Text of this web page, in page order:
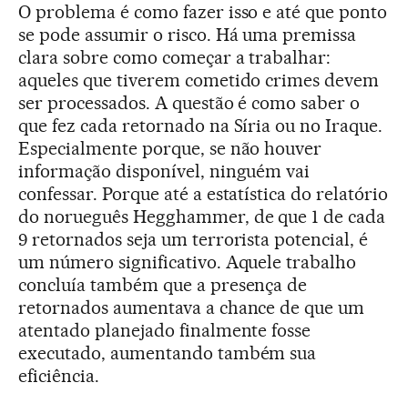
O problema é como fazer isso e até que ponto
se pode assumir o risco. Há uma premissa
clara sobre como começar a trabalhar:
aqueles que tiverem cometido crimes devem
ser processados. A questão é como saber o
que fez cada retornado na Síria ou no Iraque.
Especialmente porque, se não houver
informação disponível, ninguém vai
confessar. Porque até a estatística do relatório
do norueguês Hegghammer, de que 1 de cada
9 retornados seja um terrorista potencial, é
um número significativo. Aquele trabalho
concluía também que a presença de
retornados aumentava a chance de que um
atentado planejado finalmente fosse
executado, aumentando também sua
eficiência.